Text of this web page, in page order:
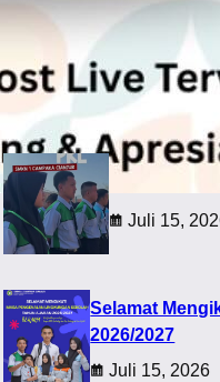
c
h
Recent post
UPACARA
Juli 15,
Selamat
2026/2027
Juli 15, 2026